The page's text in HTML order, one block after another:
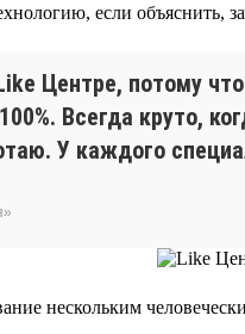
если объяснить,
Центре, потому
Всегда круто,
У каждого
нескольким